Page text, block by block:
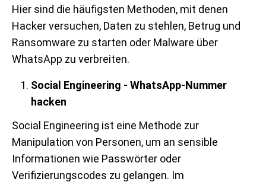
Hier sind die häufigsten Methoden, mit denen
Hacker versuchen, Daten zu stehlen, Betrug und
Ransomware zu starten oder Malware über
WhatsApp zu verbreiten.
Social Engineering - WhatsApp-Nummer
hacken
Social Engineering ist eine Methode zur
Manipulation von Personen, um an sensible
Informationen wie Passwörter oder
Verifizierungscodes zu gelangen. Im